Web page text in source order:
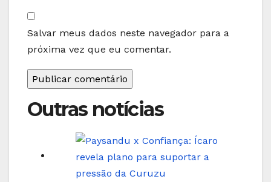
Salvar meus dados neste navegador para a
próxima vez que eu comentar.
Outras notícias